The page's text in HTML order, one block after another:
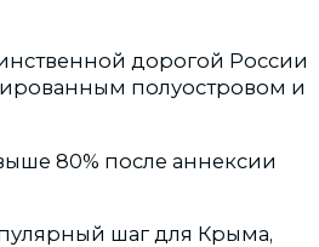
дорогой России
полуостровом и
80% после аннексии
шаг для Крыма,